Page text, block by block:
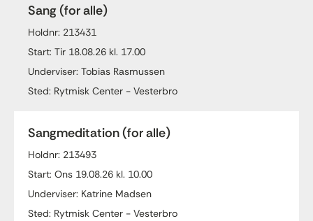
Sang (for alle)
Holdnr: 213431
Start: Tir 18.08.26 kl. 17.00
Underviser: Tobias Rasmussen
Sted: Rytmisk Center - Vesterbro
Sangmeditation (for alle)
Holdnr: 213493
Start: Ons 19.08.26 kl. 10.00
Underviser: Katrine Madsen
Sted: Rytmisk Center - Vesterbro